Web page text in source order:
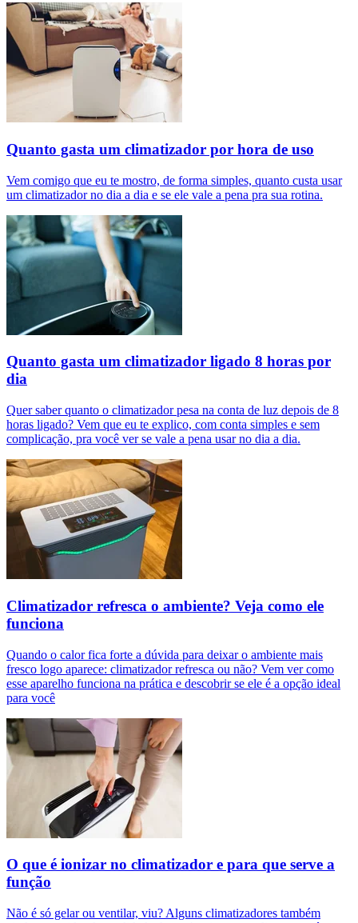
Quanto gasta um climatizador por hora de uso
Vem comigo que eu te mostro, de forma simples, quanto custa usar
um climatizador no dia a dia e se ele vale a pena pra sua rotina.
Quanto gasta um climatizador ligado 8 horas por
dia
Quer saber quanto o climatizador pesa na conta de luz depois de 8
horas ligado? Vem que eu te explico, com conta simples e sem
complicação, pra você ver se vale a pena usar no dia a dia.
Climatizador refresca o ambiente? Veja como ele
funciona
Quando o calor fica forte a dúvida para deixar o ambiente mais
fresco logo aparece: climatizador refresca ou não? Vem ver como
esse aparelho funciona na prática e descobrir se ele é a opção ideal
para você
O que é ionizar no climatizador e para que serve a
função
Não é só gelar ou ventilar, viu? Alguns climatizadores também